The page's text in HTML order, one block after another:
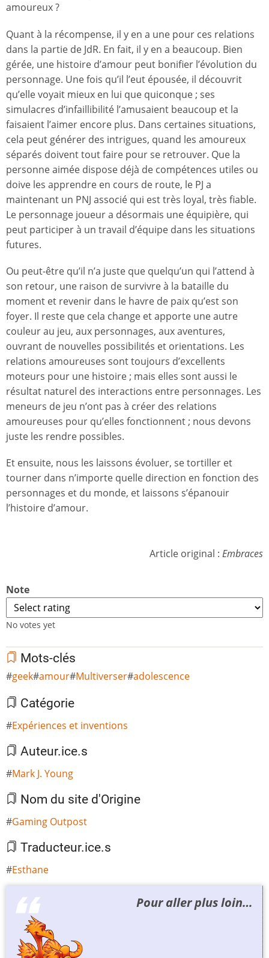
amoureux ?
Quant à la récompense, il y en a une pour ces relations
dans la partie de JdR. En fait, il y en a beaucoup. Bien
gérée, une histoire d’amour peut bonifier l’évolution du
personnage. Une fois qu’il l’eut épousée, il découvrit
qu’elle voyait mieux en lui que quiconque ; ses
simulacres d’infaillibilité l’amusaient beaucoup et la
faisaient l’aimer encore plus. Dans certaines situations,
cela peut générer des intrigues, quand les amoureux
séparés doivent tout faire pour se retrouver. Que la
personne aimée dispose déjà de compétences utiles ou
doive les apprendre en cours de route, le PJ a
maintenant un PNJ associé qui est très loyal, très fiable.
Le personnage joueur a désormais une équipière, qui
peut participer à un travail d’équipe dans les situations
futures.
Ou peut-être qu’il n’a juste que quelqu’un qui l’attend à
son retour, une raison de survivre à la bataille du
moment et revenir dans le havre de paix qu’est son
foyer. Il reste que cela change et apporte une autre
couleur au jeu, aux personnages, aux aventures,
ouvrant de nouvelles possibilités et orientations. Les
relations amoureuses sont toujours d’excellents
moteurs pour une histoire ; mais elles sont aussi le
résultat naturel des interactions entre personnages. Les
meneurs de jeu n’ont pas à créer des relations
amoureuses pour qu’elles fonctionnent ; nous devons
juste les rendre possibles.
Et ensuite, nous les laissons évoluer, se tortiller et
tourner dans n’importe quelle direction en fonction des
personnages et du monde, et laissons s’épanouir
l’histoire d’amour.
Article original : Embraces
Note
No votes yet
Mots-clés
geek amour Multiverser adolescence
Catégorie
Expériences et inventions
Auteur.ice.s
Mark J. Young
Nom du site d'Origine
Gaming Outpost
Traducteur.ice.s
Esthane
Pour aller plus loin…